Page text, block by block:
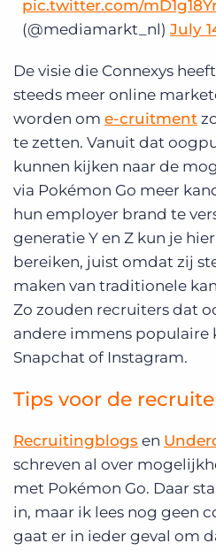
pic.twitter.com/
(@mediamarkt_nl) July
De visie die Connexys
steeds meer online
worden om e-cruitment
te zetten. Vanuit dat
kunnen kijken naar de
via Pokémon Go meer
hun employer brand te
generatie Y en Z kun je
bereiken, juist omdat zij
maken van traditionele
Zo zouden recruiters dat
andere immens populaire
Snapchat of Instagram.
Tips voor de
Recruitingblogs en
schreven al over
met Pokémon Go. Daar
in, maar ik lees nog geen
gaat er in ieder geval om